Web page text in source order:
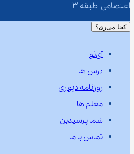
اعتصامی، طبقه 3
کجا می‌ری؟
آی‌نو
درس ها
روزنامه دیواری
معلم ها
شما پرسیدین
تماس با ما